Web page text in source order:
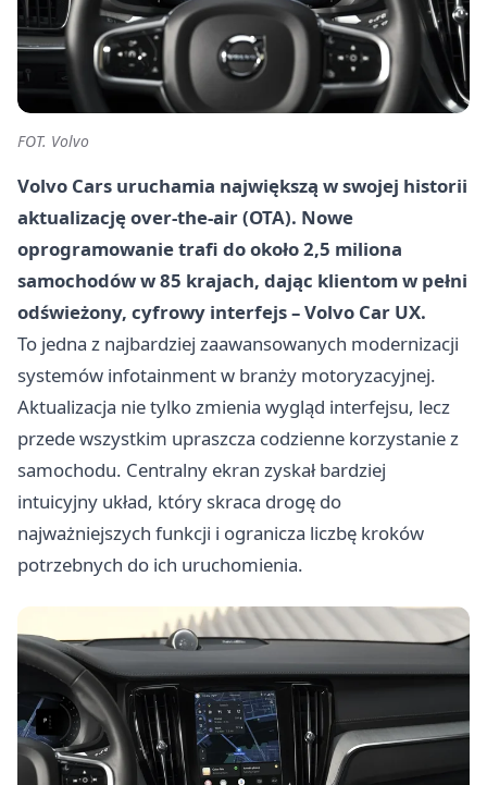
FOT. Volvo
Volvo Cars uruchamia największą w swojej historii
aktualizację over-the-air (OTA). Nowe
oprogramowanie trafi do około 2,5 miliona
samochodów w 85 krajach, dając klientom w pełni
odświeżony, cyfrowy interfejs – Volvo Car UX.
To jedna z najbardziej zaawansowanych modernizacji
systemów infotainment w branży motoryzacyjnej.
Aktualizacja nie tylko zmienia wygląd interfejsu, lecz
przede wszystkim upraszcza codzienne korzystanie z
samochodu. Centralny ekran zyskał bardziej
intuicyjny układ, który skraca drogę do
najważniejszych funkcji i ogranicza liczbę kroków
potrzebnych do ich uruchomienia.